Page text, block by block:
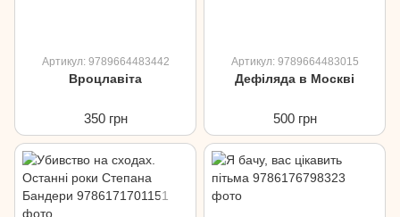
Артикул: 9789664483442
Вроцлавіта
350 грн
Артикул: 9789664483015
Дефіляда в Москві
500 грн